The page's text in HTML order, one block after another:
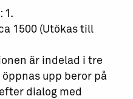
1.
1500 (Utökas till
är indelad i tre
upp beror på
dialog med